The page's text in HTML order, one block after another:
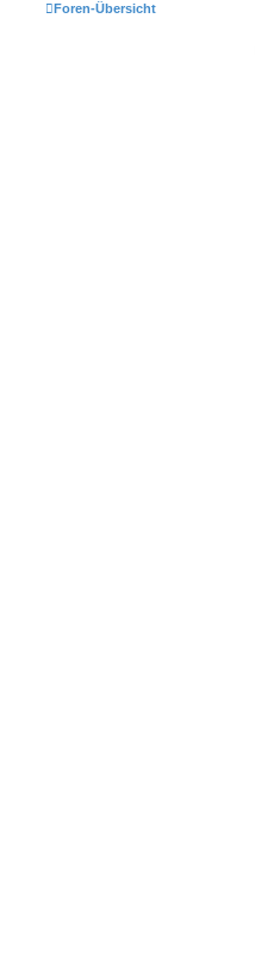
Foren-Übersicht